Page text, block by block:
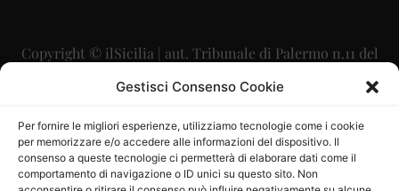
Gestisci Consenso Cookie
Per fornire le migliori esperienze, utilizziamo tecnologie come i cookie
per memorizzare e/o accedere alle informazioni del dispositivo. Il
consenso a queste tecnologie ci permetterà di elaborare dati come il
comportamento di navigazione o ID unici su questo sito. Non
Copyright © ilSicilia | aut. Tribunale di Palermo n.11 del
29/09/2015
Direttore Editoriale: Maurizio Scaglione